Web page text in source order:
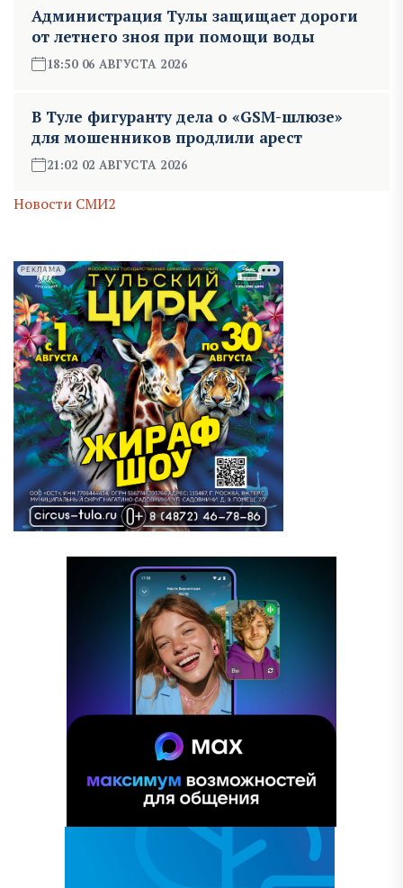
Администрация Тулы защищает дороги
от летнего зноя при помощи воды
18:50 06 АВГУСТА 2026
В Туле фигуранту дела о «GSM-шлюзе»
для мошенников продлили арест
21:02 02 АВГУСТА 2026
Новости СМИ2
РЕКЛАМА